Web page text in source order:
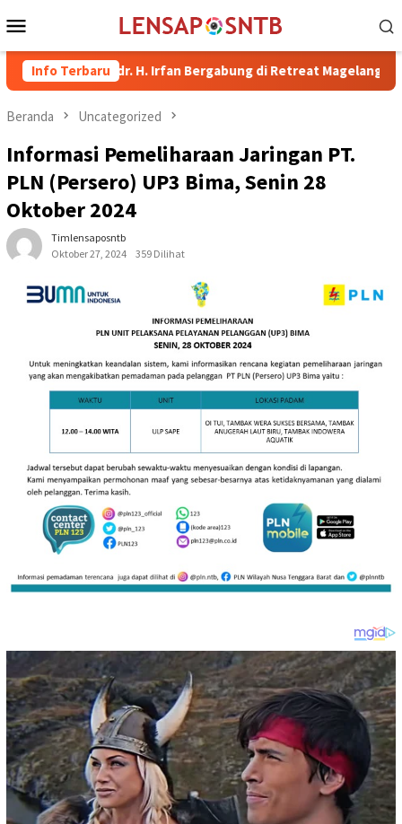
ke
Mobile
Info Terbaru
Bima dr. H. Irfan Bergabung di Retreat Magelang Rutan
Beranda Uncategorized
Informasi Pemeliharaan Jaringan PT.
PLN (Persero) UP3 Bima, Senin 28
Oktober 2024
Timlensaposntb
Oktober 27, 2024
359 Dilihat